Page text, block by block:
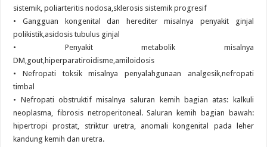
sistemik, poliarteritis nodosa,sklerosis sistemik progresif
• Gangguan kongenital dan herediter misalnya penyakit ginjal
polikistik,asidosis tubulus ginjal
• Penyakit metabolik misalnya
DM,gout,hiperparatiroidisme,amiloidosis
• Nefropati toksik misalnya penyalahgunaan analgesik,nefropati
timbal
• Nefropati obstruktif misalnya saluran kemih bagian atas: kalkuli
neoplasma, fibrosis netroperitoneal. Saluran kemih bagian bawah:
hipertropi prostat, striktur uretra, anomali kongenital pada leher
kandung kemih dan uretra.